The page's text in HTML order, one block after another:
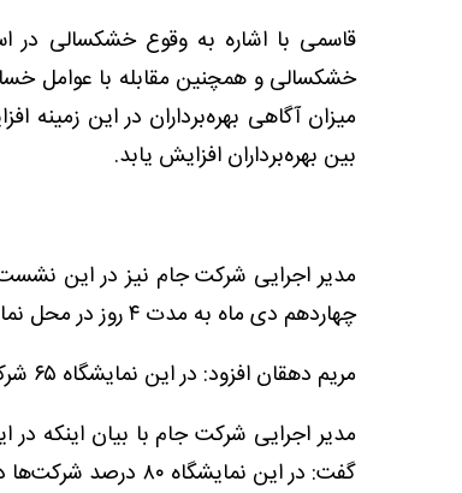
قاسمی با اشاره به وقوع خشکسالی در
خشکسالی و همچنین مقابله با عوامل
میزان آگاهی بهره‌برداران در این
بین بهره‌برداران افزایش یابد.
مدیر اجرایی شرکت جام نیز در این
چهاردهم دی ماه به مدت ۴ روز در محل نمایشگاه‌های سمنان دایر است.
مریم دهقان افزود: در این نمایشگاه ۶۵ شرکت کننده از ۱۴ استان حضور دارند.
مدیر اجرایی شرکت جام با بیان اینکه
گفت: در این نمایشگاه ۸۰ درصد شرکت‌ها در بخش کشاورزی و ۲۰ درصد در بخش دامپروری حضور دارند.